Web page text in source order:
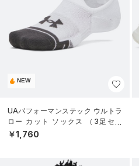
NEW
UAパフォーマンステック ウルトラ
ロー カット ソックス （3足セッ
ト）（トレーニング/UNISEX）
￥1,760